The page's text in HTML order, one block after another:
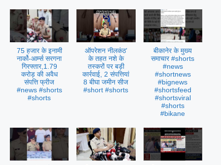
75 हजार के इनामी
नार्को-आर्म्स सरगना
गिरफ्तार,1.79
करोड़ की अवैध
संपत्ति फ्रीज
#news #shorts
#shorts
ऑपरेशन नीलकंठ’
के तहत नशे के
तस्करों पर बड़ी
कार्रवाई, 2 संपत्तियां
8 बीघा जमीन सीज
#short #shorts
बीकानेर के मुख्य
समाचार #shorts
#news
#shortnews
#bignews
#shortsfeed
#shortsviral
#shorts
#bikane